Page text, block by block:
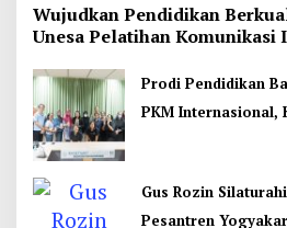
Wujudkan Pendidikan
Unesa Pelatihan
Prodi Pendidikan
PKM Internasional,
Gus Rozin
Pesantren